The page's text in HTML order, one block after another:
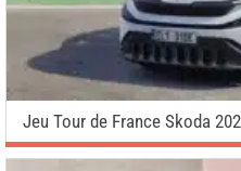
Jeu Tour de France Skoda